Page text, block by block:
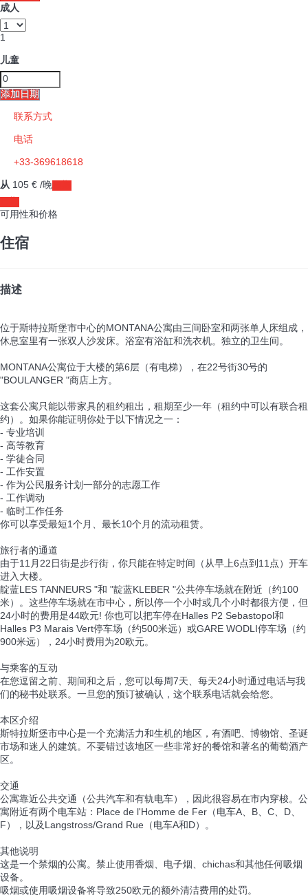
成人
1
儿童
添加日期
联系方式
电话
+33-369618618
从105 € /晚
可用性和价格
住宿
描述
位于斯特拉斯堡市中心的MONTANA公寓由三间卧室和两张单人床组成，
休息室里有一张双人沙发床。浴室有浴缸和洗衣机。独立的卫生间。
MONTANA公寓位于大楼的第6层（有电梯），在22号街30号的
"BOULANGER "商店上方。
这套公寓只能以带家具的租约租出，租期至少一年（租约中可以有联合租
约）。如果你能证明你处于以下情况之一：
- 专业培训
- 高等教育
- 学徒合同
- 工作安置
- 作为公民服务计划一部分的志愿工作
- 工作调动
- 临时工作任务
你可以享受最短1个月、最长10个月的流动租赁。
旅行者的通道
由于11月22日街是步行街，你只能在特定时间（从早上6点到11点）开车
进入大楼。
靛蓝LES TANNEURS "和 "靛蓝KLEBER "公共停车场就在附近（约100
米）。这些停车场就在市中心，所以停一个小时或几个小时都很方便，但
24小时的费用是44欧元! 你也可以把车停在Halles P2 Sebastopol和
Halles P3 Marais Vert停车场（约500米远）或GARE WODLI停车场（约
900米远），24小时费用为20欧元。
与乘客的互动
在您逗留之前、期间和之后，您可以每周7天、每天24小时通过电话与我
们的秘书处联系。一旦您的预订被确认，这个联系电话就会给您。
本区介绍
斯特拉斯堡市中心是一个充满活力和生机的地区，有酒吧、博物馆、圣诞
市场和迷人的建筑。不要错过该地区一些非常好的餐馆和著名的葡萄酒产
区。
交通
公寓靠近公共交通（公共汽车和有轨电车），因此很容易在市内穿梭。公
寓附近有两个电车站：Place de l'Homme de Fer（电车A、B、C、D、
F），以及Langstross/Grand Rue（电车A和D）。
其他说明
这是一个禁烟的公寓。禁止使用香烟、电子烟、chichas和其他任何吸烟
设备。
吸烟或使用吸烟设备将导致250欧元的额外清洁费用的处罚。